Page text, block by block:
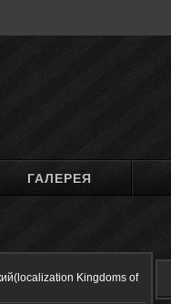
ГАЛЕРЕЯ
Kingdoms of